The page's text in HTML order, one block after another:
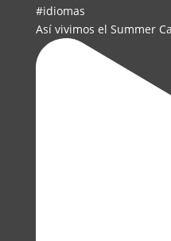
Así vivimos el Summer